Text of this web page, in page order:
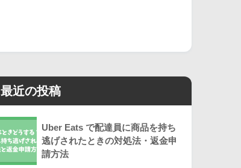
最近の投稿
Uber Eats で配達員に商品を持ち
逃げされたときの対処法・返金申
請方法